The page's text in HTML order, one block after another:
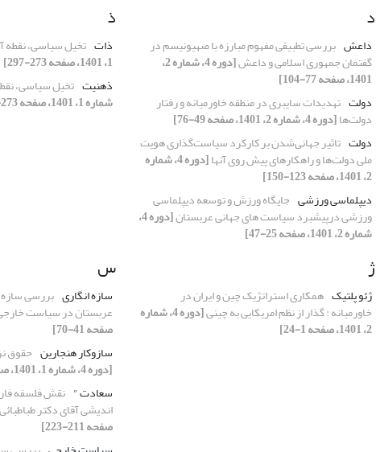
د
داعش بررسی تطبیقی مفهوم مبارزه با صهیونیسم در
گفتمان جمهوری اسلامی و داعش [دوره 4، شماره 2،
1401، صفحه 77-104]
دولت تهدیدات سایبری در منطقه خاورمیانه و رفتار‌
دولت‌ها[دوره 4، شماره 2، 1401، صفحه 49-76]
دولت تاثیر جهانی‌شدن بر کارکرد سیاست‌گذاری‌ هویت
ملی دولت‌ها و راهکارهای پیش روی آنها [دوره 4، شماره
2، 1401، صفحه 123-150]
دیپلماسی ورزشی جایگاه ورزش و توسعه دیپلماسی
ورزشی درپیشبرد سیاست های جهانی عربستان [دوره 4،
شماره 2، 1401، صفحه 25-47]
ذ
ذات تخیل سیاسی، نقطه
1، 1401، صفحه 273-297]
ذهنیت تخیل سیاسی،
شماره 1، 1401، صفحه 273-297]
ژ
ژئو پلتیک همکاری استراتژیک چین و ایران در
خاورمیانه : گذار از نظم امریکایی به چینی [دوره 4، شماره
2، 1401، صفحه 1-24]
س
سازه انگاری بررسی سازه
عربستان در سیاست
صفحه 41-70]
سازوکار هنجارین حقوق
[دوره 4، شماره 1، 1401، صفحه 23-39]
سعادت " نقش فلسفه
اندیشی آقای دکتر طباطبائی
صفحه 211-223]